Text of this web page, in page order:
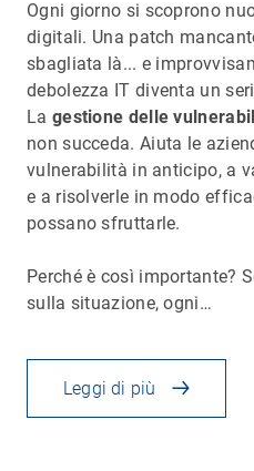
Ogni giorno si scoprono
digitali. Una patch
sbagliata là... e
debolezza IT diventa un
La gestione delle
non succeda. Aiuta le
vulnerabilità in anticipo, a
e a risolverle in modo
possano sfruttarle.
Perché è così importante?
sulla situazione, ogni…
Leggi di più